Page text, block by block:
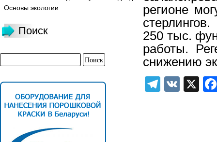
Основы экологии
Поиск
регионе
250 тыс.
работы.
снижению
VK X